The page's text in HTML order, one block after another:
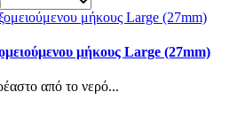
μήκους Large (27mm)
από το νερό...